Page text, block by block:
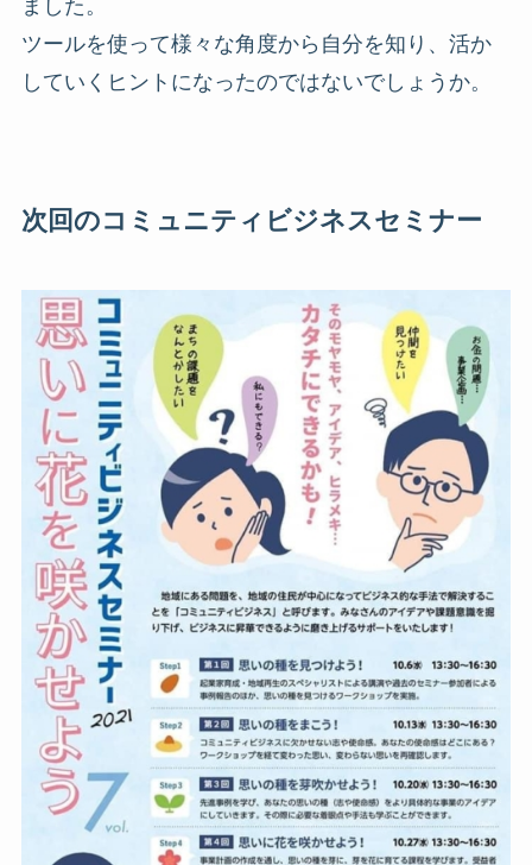
ました。
ツールを使って様々な角度から自分を知り、活か
していくヒントになったのではないでしょうか。
次回のコミュニティビジネスセミナー